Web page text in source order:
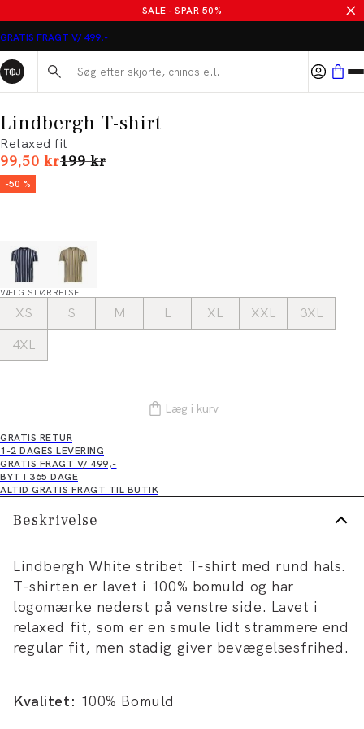
SALE - SPAR 50%
GRATIS FRAGT V/ 499,-
Søg her...
Lindbergh T-shirt
Relaxed fit
99,50 krI alt (uden rabat)
199 kr
-50 %
VÆLG STØRRELSE
XS S M L XL XXL
3XL
4XL
Læg i kurv
GRATIS RETUR
1-2 DAGES LEVERING
GRATIS FRAGT V/ 499,-
BYT I 365 DAGE
ALTID GRATIS FRAGT TIL BUTIK
Beskrivelse
Lindbergh White stribet T-shirt med rund hals.
T-shirten er lavet i 100% bomuld og har
logomærke nederst på venstre side. Lavet i
relaxed fit, som er en smule lidt strammere end
regular fit, men stadig giver bevægelsesfrihed.
Kvalitet: 100% Bomuld